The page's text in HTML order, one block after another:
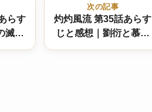
らす
滅亡
次の記事
灼灼風流 第35話あらす
じと感想｜劉衍と慕灼